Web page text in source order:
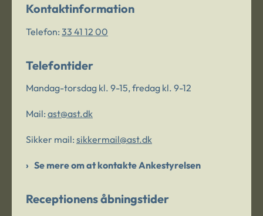
Kontaktinformation
Telefon: 33 41 12 00
Telefontider
Mandag-torsdag kl. 9-15, fredag kl. 9-12
Mail: ast@ast.dk
Sikker mail: sikkermail@ast.dk
Se mere om at kontakte Ankestyrelsen
Receptionens åbningstider